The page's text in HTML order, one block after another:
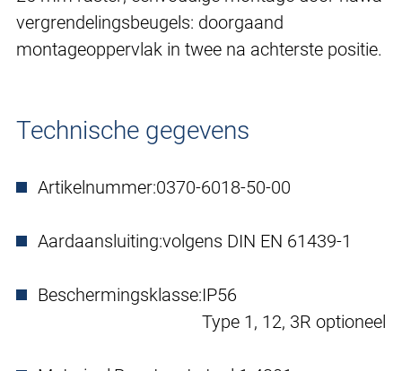
vergrendelingsbeugels: doorgaand
montageoppervlak in twee na achterste positie.
Technische gegevens
Artikelnummer:0370-6018-50-00
Aardaansluiting:volgens DIN EN 61439-1
Beschermingsklasse:IP56
Type 1, 12, 3R optioneel